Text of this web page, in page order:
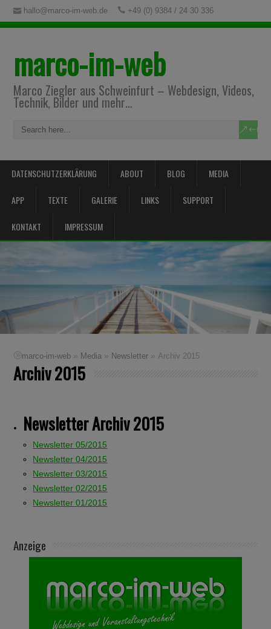
hallo@marco-im-web.de +49 (0) 9384 / 24 30 336
marco-im-web
Marco Ziegler aus Schweinfurt – Webdesign, Videos,
Technik, Bilder und mehr…
DATENSCHUTZERKLÄRUNG ABOUT BLOG MEDIA
APP TEXTE GALERIE LINKS SUPPORT
KONTAKT IMPRESSUM
marco-im-web » Media » Newsletter » Archiv 2015
Archiv 2015
Newsletter Archiv 2015
Newsletter 05/2015
Newsletter 04/2015
Newsletter 03/2015
Newsletter 02/2015
Newsletter 01/2015
Anzeige